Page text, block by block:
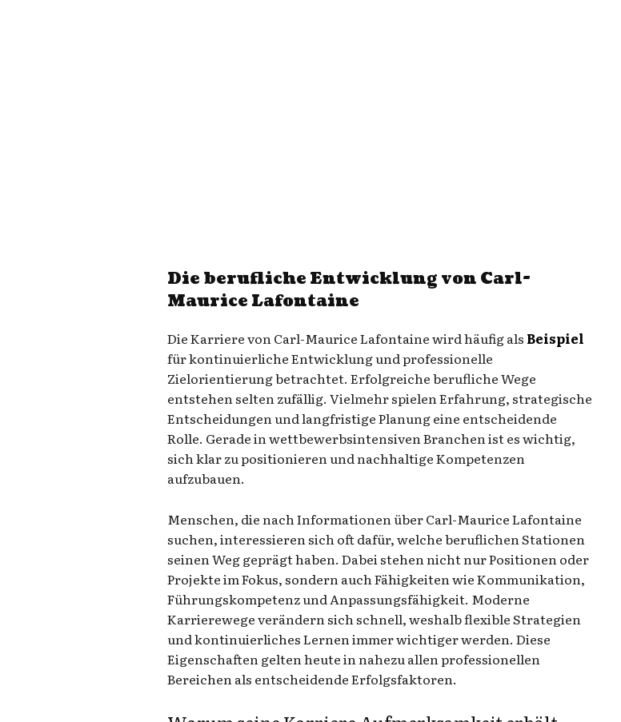
Die berufliche Entwicklung von Carl-
Maurice Lafontaine
Die Karriere von Carl-Maurice Lafontaine wird häufig als Beispiel
für kontinuierliche Entwicklung und professionelle
Zielorientierung betrachtet. Erfolgreiche berufliche Wege
entstehen selten zufällig. Vielmehr spielen Erfahrung, strategische
Entscheidungen und langfristige Planung eine entscheidende
Rolle. Gerade in wettbewerbsintensiven Branchen ist es wichtig,
sich klar zu positionieren und nachhaltige Kompetenzen
aufzubauen.
Menschen, die nach Informationen über Carl-Maurice Lafontaine
suchen, interessieren sich oft dafür, welche beruflichen Stationen
seinen Weg geprägt haben. Dabei stehen nicht nur Positionen oder
Projekte im Fokus, sondern auch Fähigkeiten wie Kommunikation,
Führungskompetenz und Anpassungsfähigkeit. Moderne
Karrierewege verändern sich schnell, weshalb flexible Strategien
und kontinuierliches Lernen immer wichtiger werden. Diese
Eigenschaften gelten heute in nahezu allen professionellen
Bereichen als entscheidende Erfolgsfaktoren.